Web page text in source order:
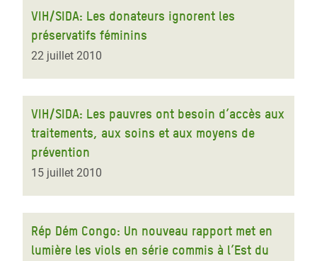
VIH/SIDA: Les donateurs ignorent les
préservatifs féminins
22 juillet 2010
VIH/SIDA: Les pauvres ont besoin d’accès aux
traitements, aux soins et aux moyens de
prévention
15 juillet 2010
Rép Dém Congo: Un nouveau rapport met en
lumière les viols en série commis à l’Est du